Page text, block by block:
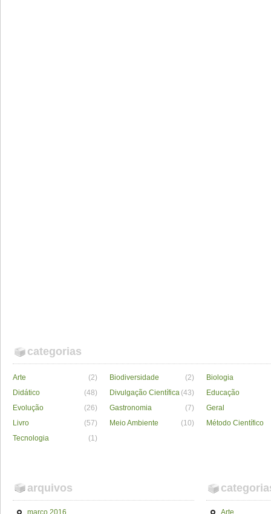
categorias
Arte (2) Biodiversidade (2)
Biologia
Didático
(48) Divulgação Científica (43)
Educação
Evolução
(26) Gastronomia (7)
Geral
Livro
(57) Meio Ambiente (10)
Método Científico
Tecnologia
(1)
arquivos
março 2016 Arte